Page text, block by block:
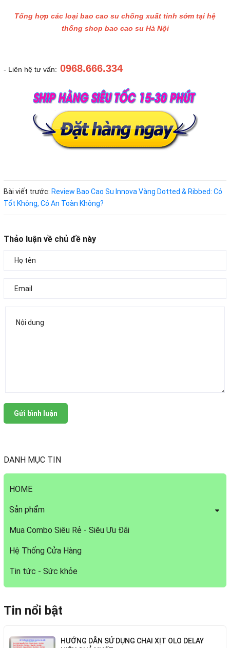
DANH MỤC TIN
HOME
Sản phẩm
Mua Combo Siêu Rẻ - Siêu Ưu Đãi
Hệ Thống Cửa Hàng
Tin tức - Sức khỏe
Tin nổi bật
HƯỚNG DẪN SỬ DỤNG CHAI XỊT OLO DELAY
Tổng hợp các loại bao cao su chống xuất tinh sớm tại hệ
thống shop bao cao su Hà Nội
- Liên hệ tư vấn: 0968.666.334
Bài viết trước: Review Bao Cao Su Innova Vàng Dotted & Ribbed: Có
Tốt Không, Có An Toàn Không?
Thảo luận về chủ đề này
Gửi bình luận